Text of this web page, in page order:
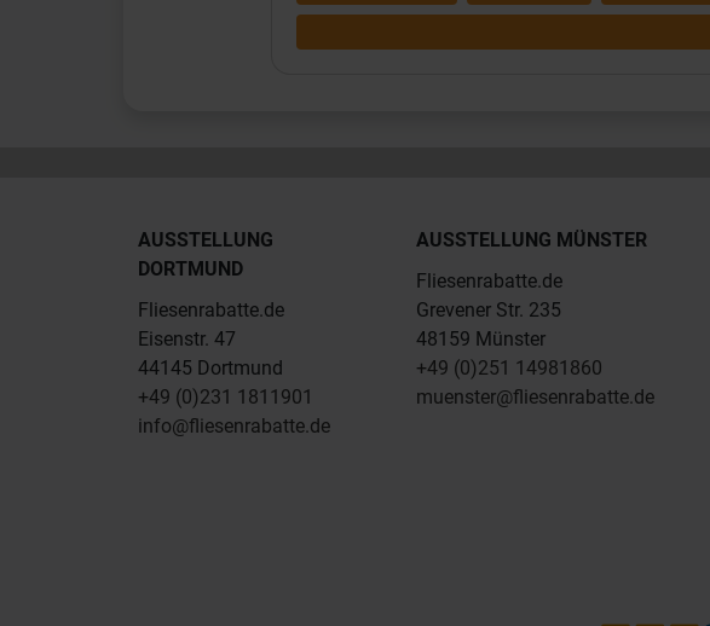
AUSSTELLUNG
DORTMUND
Fliesenrabatte.de
Eisenstr. 47
44145 Dortmund
+49 (0)231 1811901
info@fliesenrabatte.de
AUSSTELLUNG MÜNSTER
Fliesenrabatte.de
Grevener Str. 235
48159 Münster
+49 (0)251 14981860
muenster@fliesenrabatte.de